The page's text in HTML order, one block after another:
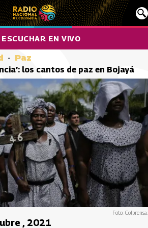
ESCUCHAR EN VIVO
Paz
los cantos de paz en Bojayá
Foto: Colprensa.
, 2021